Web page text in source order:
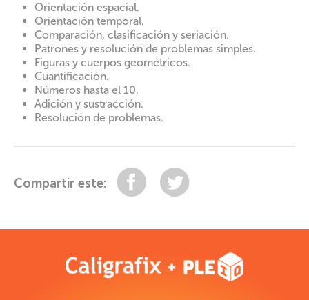
Orientación espacial.
Orientación temporal.
Comparación, clasificación y seriación.
Patrones y resolución de problemas simples.
Figuras y cuerpos geométricos.
Cuantificación.
Números hasta el 10.
Adición y sustracción.
Resolución de problemas.
Compartir este:
Compartir